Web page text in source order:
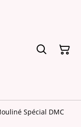
Spécial DMC